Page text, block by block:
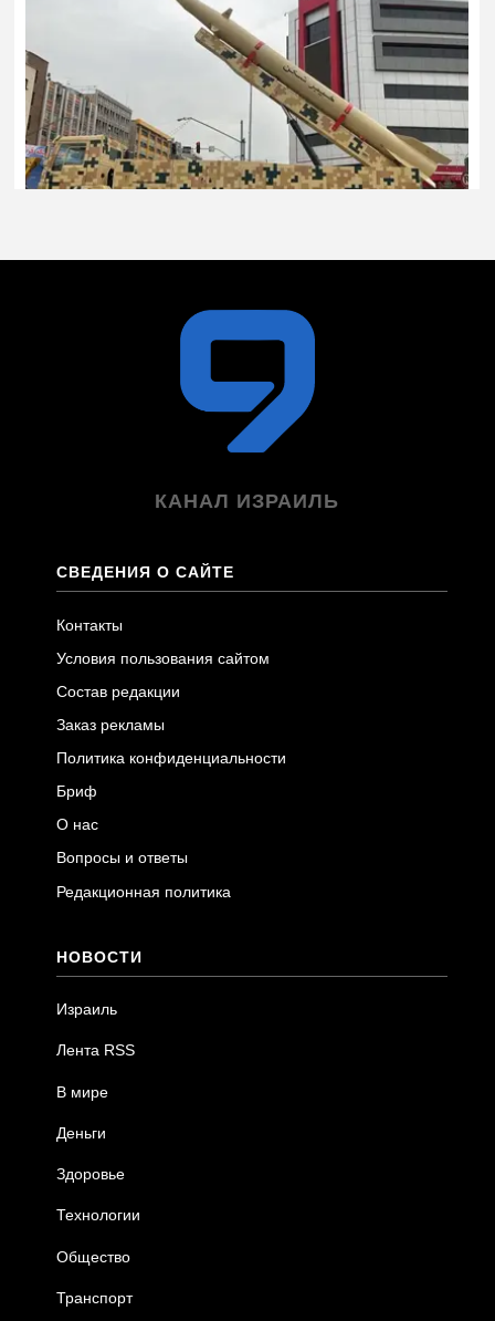
КАНАЛ ИЗРАИЛЬ
СВЕДЕНИЯ О САЙТЕ
Контакты
Условия пользования сайтом
Состав редакции
Заказ рекламы
Политика конфиденциальности
Бриф
О нас
Вопросы и ответы
Редакционная политика
НОВОСТИ
Израиль
Лента RSS
В мире
Деньги
Здоровье
Технологии
Общество
Транспорт